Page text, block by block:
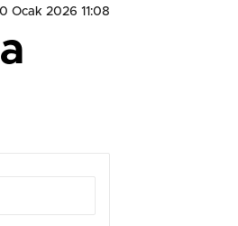
Ocak 2026 11:08